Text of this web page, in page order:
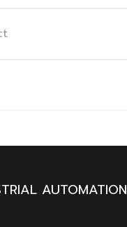
AUTOMATION